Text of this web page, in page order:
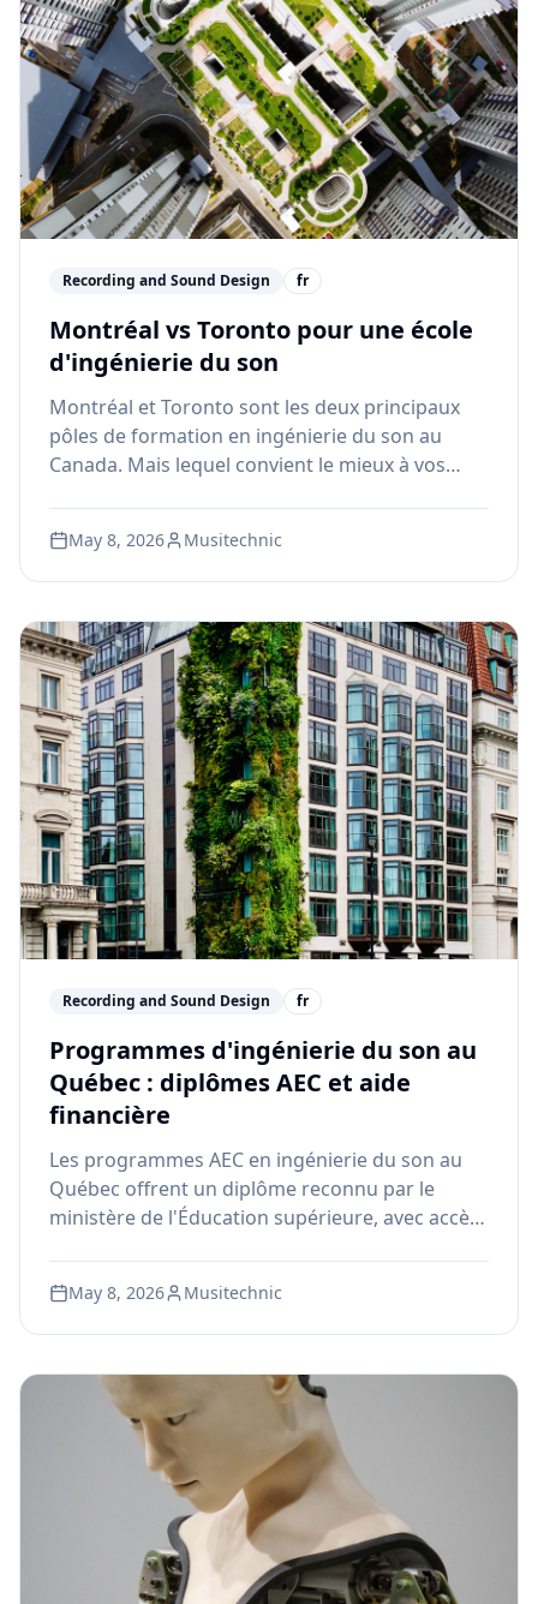
Recording and Sound Design fr
Montréal vs Toronto pour une école
d'ingénierie du son
Montréal et Toronto sont les deux principaux
pôles de formation en ingénierie du son au
Canada. Mais lequel convient le mieux à vos
May 8, 2026 Musitechnic
Recording and Sound Design fr
Programmes d'ingénierie du son au
Québec : diplômes AEC et aide
financière
Les programmes AEC en ingénierie du son au
Québec offrent un diplôme reconnu par le
ministère de l'Éducation supérieure, avec accès
Musitechnic est le choix privilégié.
May 8, 2026 Musitechnic